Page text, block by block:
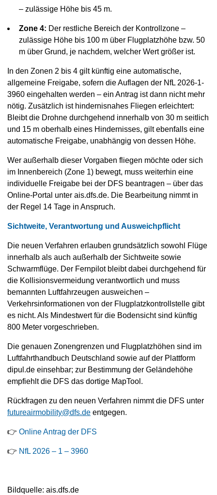
– zulässige Höhe bis 45 m.
Zone 4: Der restliche Bereich der Kontrollzone –
zulässige Höhe bis 100 m über Flugplatzhöhe bzw. 50
m über Grund, je nachdem, welcher Wert größer ist.
In den Zonen 2 bis 4 gilt künftig eine automatische,
allgemeine Freigabe, sofern die Auflagen der NfL 2026-1-
3960 eingehalten werden – ein Antrag ist dann nicht mehr
nötig. Zusätzlich ist hindernisnahes Fliegen erleichtert:
Bleibt die Drohne durchgehend innerhalb von 30 m seitlich
und 15 m oberhalb eines Hindernisses, gilt ebenfalls eine
automatische Freigabe, unabhängig von dessen Höhe.
Wer außerhalb dieser Vorgaben fliegen möchte oder sich
im Innenbereich (Zone 1) bewegt, muss weiterhin eine
individuelle Freigabe bei der DFS beantragen – über das
Online-Portal unter ais.dfs.de. Die Bearbeitung nimmt in
der Regel 14 Tage in Anspruch.
Sichtweite, Verantwortung und Ausweichpflicht
Die neuen Verfahren erlauben grundsätzlich sowohl Flüge
innerhalb als auch außerhalb der Sichtweite sowie
Schwarmflüge. Der Fernpilot bleibt dabei durchgehend für
die Kollisionsvermeidung verantwortlich und muss
bemannten Luftfahrzeugen ausweichen –
Verkehrsinformationen von der Flugplatzkontrollstelle gibt
es nicht. Als Mindestwert für die Bodensicht sind künftig
800 Meter vorgeschrieben.
Die genauen Zonengrenzen und Flugplatzhöhen sind im
Luftfahrthandbuch Deutschland sowie auf der Plattform
dipul.de einsehbar; zur Bestimmung der Geländehöhe
empfiehlt die DFS das dortige MapTool.
Rückfragen zu den neuen Verfahren nimmt die DFS unter
futureairmobility@dfs.de entgegen.
👉 Online Antrag der DFS
👉 NfL 2026 – 1 – 3960
Bildquelle: ais.dfs.de